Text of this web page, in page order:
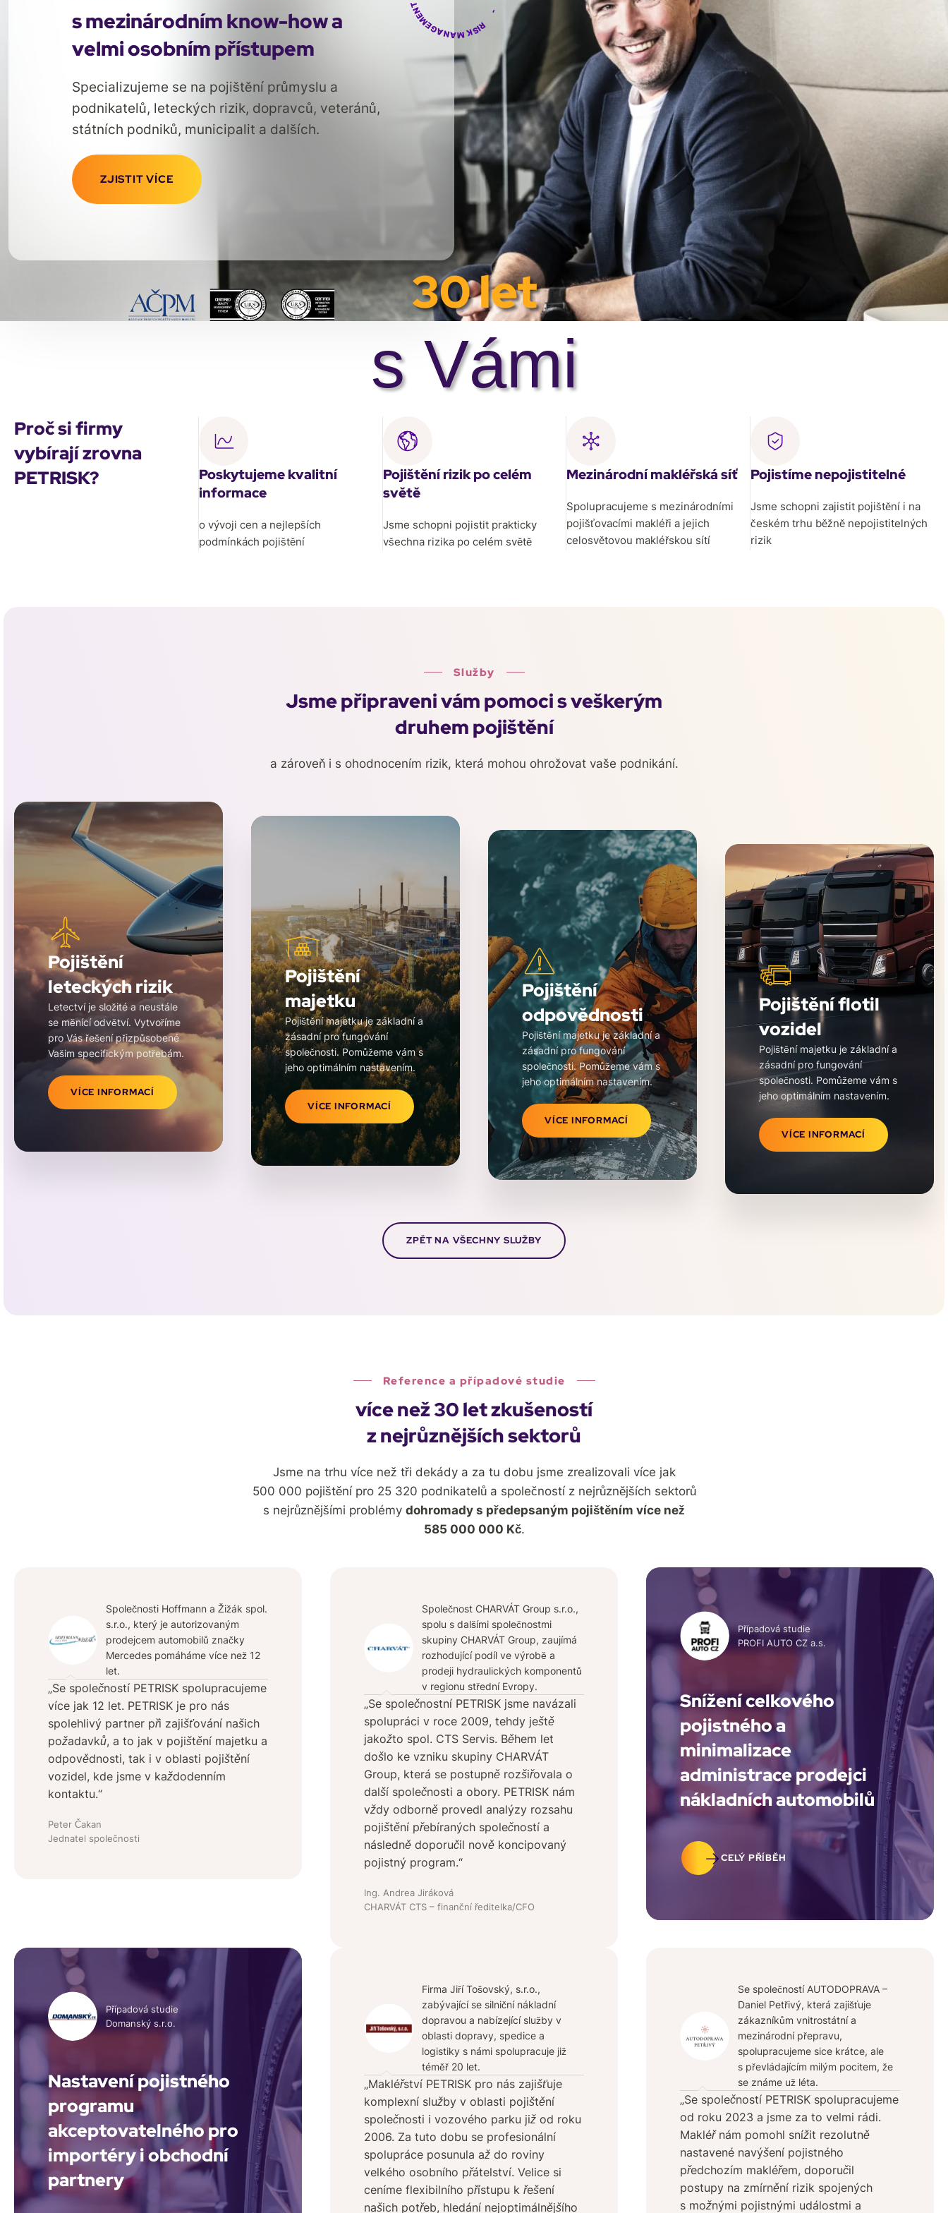
s mezinárodním know-how a
velmi osobním přístupem
Specializujeme se na pojištění průmyslu a
podnikatelů, leteckých rizik, dopravců, veteránů,
státních podniků, municipalit a dalších.
ZJISTIT VÍCE
30 let
s Vámi
Proč si firmy
vybírají zrovna
PETRISK?
Poskytujeme kvalitní
informace
o vývoji cen a nejlepších
podmínkách pojištění
Pojištění rizik po celém
světě
Jsme schopni pojistit prakticky
všechna rizika po celém světě
Mezinárodní makléřská síť
Spolupracujeme s mezinárodními
pojišťovacími makléři a jejich
celosvětovou makléřskou sítí
Pojistíme nepojistitelné
Jsme schopni zajistit pojištění i na
českém trhu běžně nepojistitelných
rizik
Služby
Jsme připraveni vám pomoci s veškerým
druhem pojištění
a zároveň i s ohodnocením rizik, která mohou ohrožovat vaše podnikání.
/data/web/virtuals/340689/virtual/www/domains/petrisk.cz/wp-
Pojištění
leteckých rizik
Letectví je složité a neustále
se měnící odvětví. Vytvoříme
pro Vás řešení přizpůsobené
Vašim specifickým potřebám.
VÍCE INFORMACÍ
/data/web/virtuals/340689/virtual/www/domains/petrisk.cz/wp-
Homepage" width="400" height="500"
Pojištění
majetku
Pojištění majetku je základní a
zásadní pro fungování
společnosti. Pomůžeme vám s
jeho optimálním nastavením.
VÍCE INFORMACÍ
/data/web/virtuals/340689/virtual/www/domains/petrisk.cz/wp-
page.php on line
Homepage" width="400" height="500"
>
Pojištění
odpovědnosti
Pojištění majetku je základní a
zásadní pro fungování
společnosti. Pomůžeme vám s
jeho optimálním nastavením.
VÍCE INFORMACÍ
Pojištění flotil
vozidel
Pojištění majetku je základní a
zásadní pro fungování
společnosti. Pomůžeme vám s
jeho optimálním nastavením.
VÍCE INFORMACÍ
ZPĚT NA VŠECHNY SLUŽBY
Reference a případové studie
více než 30 let zkušeností
z nejrůznějších sektorů
Jsme na trhu více než tři dekády a za tu dobu jsme zrealizovali více jak
500 000 pojištění pro 25 320 podnikatelů a společností z nejrůznějších sektorů
s nejrůznějšími problémy dohromady s předepsaným pojištěním více než
585 000 000 Kč.
Společnosti Hoffmann a Žižák spol.
s.r.o., který je autorizovaným
prodejcem automobilů značky
Mercedes pomáháme více než 12
let.
„Se společností PETRISK spolupracujeme
více jak 12 let. PETRISK je pro nás
spolehlivý partner při zajišťování našich
požadavků, a to jak v pojištění majetku a
odpovědnosti, tak i v oblasti pojištění
vozidel, kde jsme v každodenním
kontaktu.“
Peter Čakan
Jednatel společnosti
Společnost CHARVÁT Group s.r.o.,
spolu s dalšími společnostmi
skupiny CHARVÁT Group, zaujímá
rozhodující podíl ve výrobě a
prodeji hydraulických komponentů
v regionu střední Evropy.
„Se společnostní PETRISK jsme navázali
spolupráci v roce 2009, tehdy ještě
jakožto spol. CTS Servis. Během let
došlo ke vzniku skupiny CHARVÁT
Group, která se postupně rozšiřovala o
další společnosti a obory. PETRISK nám
vždy odborně provedl analýzy rozsahu
pojištění přebíraných společností a
následně doporučil nově koncipovaný
pojistný program.“
Ing. Andrea Jiráková
CHARVÁT CTS – finanční ředitelka/CFO
Případová studie
PROFI AUTO CZ a.s.
Snížení celkového
pojistného a
minimalizace
administrace prodejci
nákladních automobilů
CELÝ PŘÍBĚH
Případová studie
Domanský s.r.o.
Nastavení pojistného
programu
akceptovatelného pro
importéry i obchodní
partnery
Firma Jiří Tošovský, s.r.o.,
zabývající se silniční nákladní
dopravou a nabízející služby v
oblasti dopravy, spedice a
logistiky s námi spolupracuje již
téměř 20 let.
„Makléřství PETRISK pro nás zajišťuje
komplexní služby v oblasti pojištění
společnosti i vozového parku již od roku
2006. Za tuto dobu se profesionální
spolupráce posunula až do roviny
velkého osobního přátelství. Velice si
ceníme flexibilního přístupu k řešení
našich potřeb, hledání nejoptimálnějšího
Se společností AUTODOPRAVA –
Daniel Petřivý, která zajišťuje
zákazníkům vnitrostátní a
mezinárodní přepravu,
spolupracujeme sice krátce, ale
s převládajícím milým pocitem, že
se známe už léta.
„Se společností PETRISK spolupracujeme
od roku 2023 a jsme za to velmi rádi.
Makléř nám pomohl snížit rezolutně
nastavené navýšení pojistného
předchozím makléřem, doporučil
postupy na zmírnění rizik spojených
s možnými pojistnými událostmi a